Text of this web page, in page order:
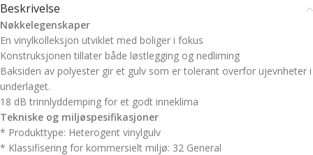
Beskrivelse
Nøkkelegenskaper
En vinylkolleksjon utviklet med boliger i fokus
Konstruksjonen tillater både løstlegging og nedliming
Baksiden av polyester gir et gulv som er tolerant overfor ujevnheter i
underlaget.
18 dB trinnlyddemping for et godt inneklima
Tekniske og miljøspesifikasjoner
* Produkttype: Heterogent vinylgulv
* Klassifisering for kommersielt miljø: 32 General